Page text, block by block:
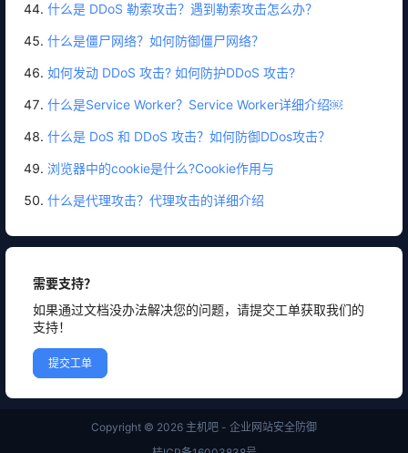
什么是 DDoS 勒索攻击？遇到勒索攻击怎么办？
什么是僵尸网络？如何防御僵尸网络？
如何发动 DDoS 攻击? 如何防护DDoS 攻击?
什么是Service Worker？Service Worker详细介绍￼
什么是 DoS 和 DDoS 攻击？如何防御DDos攻击？
浏览器中的cookie是什么?Cookie作用与
什么是代理攻击？代理攻击的详细介绍
需要支持？
如果通过文档没办法解决您的问题，请提交工单获取我们的
支持！
提交工单
Copyright © 2026 主机吧 - 企业网站安全防御